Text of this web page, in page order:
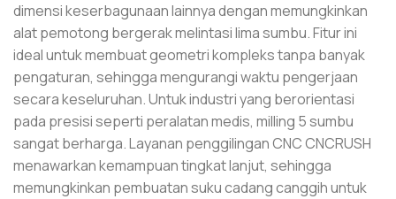
dimensi keserbagunaan lainnya dengan memungkinkan
alat pemotong bergerak melintasi lima sumbu. Fitur ini
ideal untuk membuat geometri kompleks tanpa banyak
pengaturan, sehingga mengurangi waktu pengerjaan
secara keseluruhan. Untuk industri yang berorientasi
pada presisi seperti peralatan medis, milling 5 sumbu
sangat berharga. Layanan penggilingan CNC CNCRUSH
menawarkan kemampuan tingkat lanjut, sehingga
memungkinkan pembuatan suku cadang canggih untuk